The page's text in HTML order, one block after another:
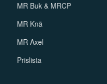
MR Buk & MRCP
MR Knä
MR Axel
Prislista